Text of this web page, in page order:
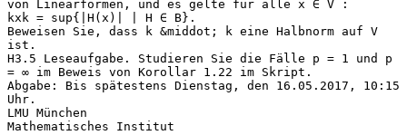
von Linearformen, und es gelte für alle x ∈ V :
kxk = sup{|H(x)| | H ∈ B}.
Beweisen Sie, dass k &middot; k eine Halbnorm auf V
ist.
H3.5 Leseaufgabe. Studieren Sie die Fälle p = 1 und p
= ∞ im Beweis von Korollar 1.22 im Skript.
Abgabe: Bis spätestens Dienstag, den 16.05.2017, 10:15
Uhr.
LMU München
Mathematisches Institut